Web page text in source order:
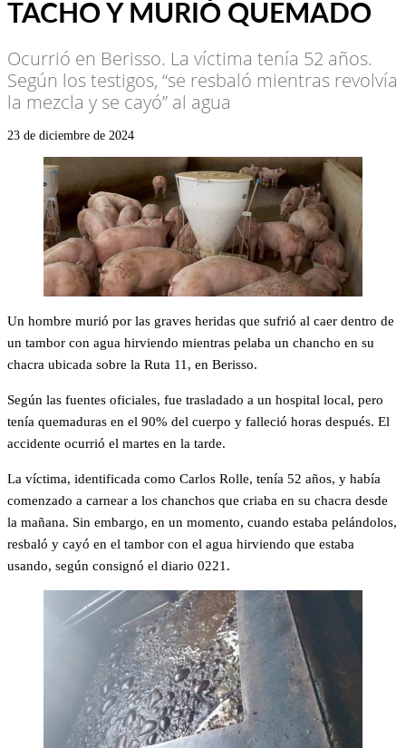
TACHO Y MURIÓ QUEMADO
Ocurrió en Berisso. La víctima tenía 52 años.
Según los testigos, “se resbaló mientras revolvía
la mezcla y se cayó” al agua
23 de diciembre de 2024
Un hombre murió por las graves heridas que sufrió al caer dentro de
un tambor con agua hirviendo mientras pelaba un chancho en su
chacra ubicada sobre la Ruta 11, en Berisso.
Según las fuentes oficiales, fue trasladado a un hospital local, pero
tenía quemaduras en el 90% del cuerpo y falleció horas después. El
accidente ocurrió el martes en la tarde.
La víctima, identificada como Carlos Rolle, tenía 52 años, y había
comenzado a carnear a los chanchos que criaba en su chacra desde
la mañana. Sin embargo, en un momento, cuando estaba pelándolos,
resbaló y cayó en el tambor con el agua hirviendo que estaba
usando, según consignó el diario 0221.